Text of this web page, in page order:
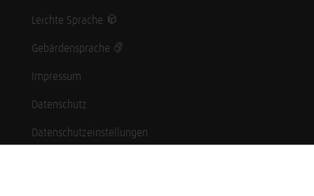
Leichte Sprache
Gebärdensprache
Impressum
Datenschutz
Datenschutzeinstellungen